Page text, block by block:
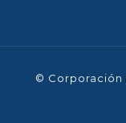
© Corporación